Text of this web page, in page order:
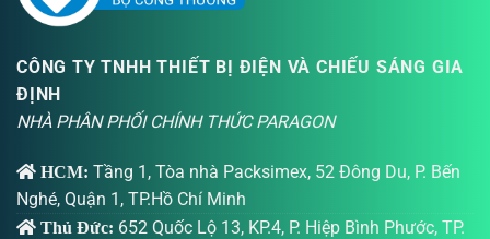
CÔNG TY TNHH THIẾT BỊ ĐIỆN VÀ CHIẾU SÁNG GIA
ĐỊNH
NHÀ PHÂN PHỐI CHÍNH THỨC PARAGON
HCM: Tầng 1, Tòa nhà Packsimex, 52 Đông Du, P. Bến
Nghé, Quận 1, TP.Hồ Chí Minh
Thủ Đức: 652 Quốc Lộ 13, KP.4, P. Hiệp Bình Phước, TP.